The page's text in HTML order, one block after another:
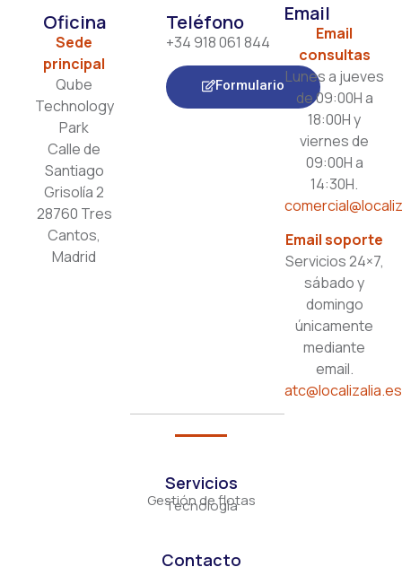
Oficina
Sede
principal
Qube
Technology
Park
Calle de
Santiago
Grisolía 2
28760 Tres
Cantos,
Madrid
Teléfono
+34 918 061 844
Formulario
Email
Email
consultas
Lunes a jueves
de 09:00H a
18:00H y
viernes de
09:00H a
14:30H.
Email soporte
Servicios 24×7,
sábado y
domingo
únicamente
mediante
email.
atc@localizalia.es
Servicios
Gestión de flotas
Tecnología
Contacto